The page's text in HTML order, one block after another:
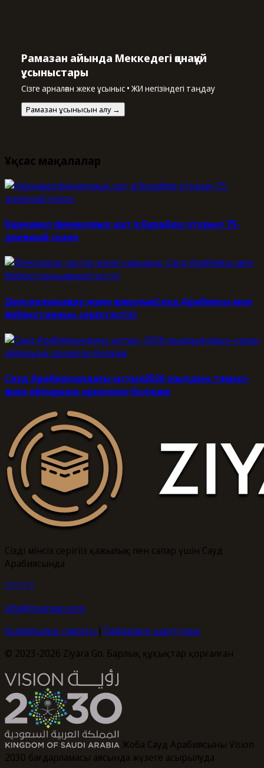
Рамазан айында Меккедегі қонақүй
ұсыныстары
Сізге арналған жеке ұсыныс • ЖИ негізіндегі таңдау
Рамазан ұсынысын алу →
Ұқсас мақалалар
Карнавал финиковых дат в Бурайде открыл 75-
дневный сезон
Денсаулық сақтау және қажылық: Сауд Арабиясы мен
Өзбекстанның серіктестігі
Сауд Арабиясындағы ыстық: 2026 жылдың тамыз–
қазан айларына арналған болжам
Сіздің мінсіз серігіңіз қажылық пен сапар үшін Сауд
Арабиясында
info@ziyarago.com
Құпиялылық саясаты| Пайдалану шарттары
© 2023-2026 Ziyara Go. Барлық құқықтар қорғалған
Жоба Сауд Арабиясының Vision
2030 бағдарламасы аясында жүзеге асырылуда